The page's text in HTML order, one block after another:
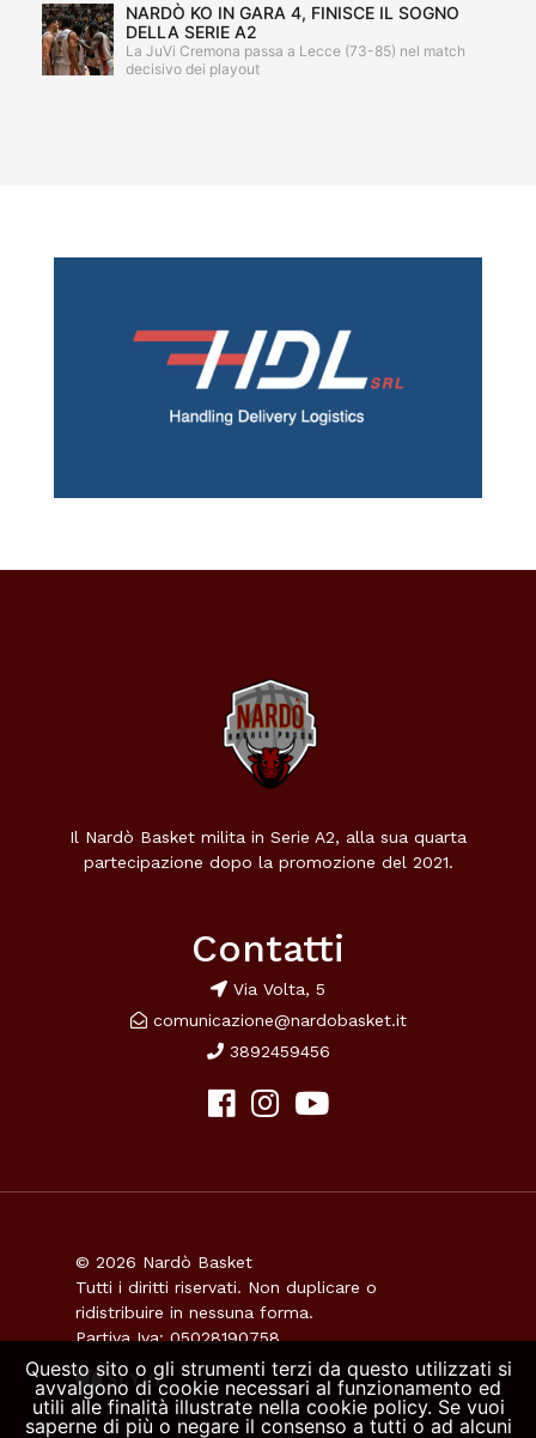
NARDÒ KO IN GARA 4, FINISCE IL SOGNO
DELLA SERIE A2
La JuVi Cremona passa a Lecce (73-85) nel match
decisivo dei playout
Il Nardò Basket milita in Serie A2, alla sua quarta
partecipazione dopo la promozione del 2021.
Contatti
Via Volta, 5
comunicazione@nardobasket.it
3892459456
© 2026 Nardò Basket
Tutti i diritti riservati. Non duplicare o
ridistribuire in nessuna forma.
Partiva Iva: 05028190758
Questo sito o gli strumenti terzi da questo utilizzati si
avvalgono di cookie necessari al funzionamento ed
utili alle finalità illustrate nella cookie policy. Se vuoi
saperne di più o negare il consenso a tutti o ad alcuni